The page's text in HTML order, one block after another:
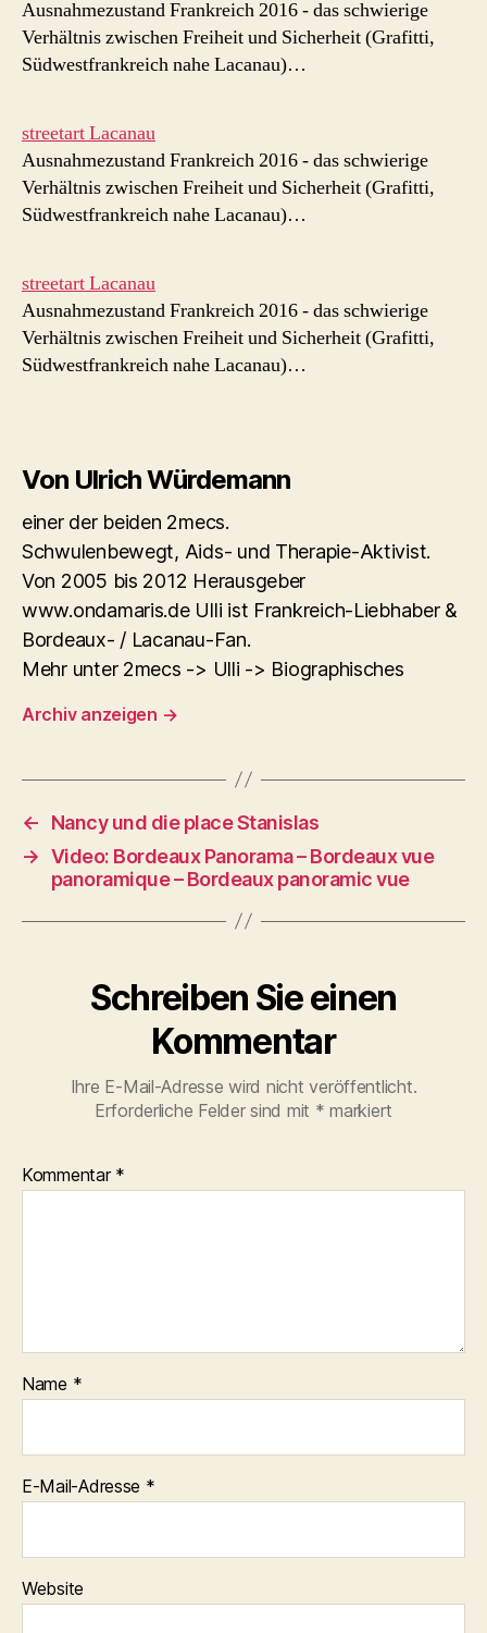
Ausnahmezustand Frankreich 2016 - das schwierige
Verhältnis zwischen Freiheit und Sicherheit (Grafitti,
Südwestfrankreich nahe Lacanau)…
streetart Lacanau
Ausnahmezustand Frankreich 2016 - das schwierige
Verhältnis zwischen Freiheit und Sicherheit (Grafitti,
Südwestfrankreich nahe Lacanau)…
streetart Lacanau
Ausnahmezustand Frankreich 2016 - das schwierige
Verhältnis zwischen Freiheit und Sicherheit (Grafitti,
Südwestfrankreich nahe Lacanau)…
Von Ulrich Würdemann
einer der beiden 2mecs.
Schwulenbewegt, Aids- und Therapie-Aktivist.
Von 2005 bis 2012 Herausgeber
www.ondamaris.de Ulli ist Frankreich-Liebhaber &
Bordeaux- / Lacanau-Fan.
Mehr unter 2mecs -> Ulli -> Biographisches
Archiv anzeigen →
←
Nancy und die place Stanislas
→ Video: Bordeaux Panorama – Bordeaux vue
panoramique – Bordeaux panoramic vue
Schreiben Sie einen
Kommentar
Ihre E-Mail-Adresse wird nicht veröffentlicht.
Erforderliche Felder sind mit * markiert
Kommentar *
Name *
E-Mail-Adresse *
Website